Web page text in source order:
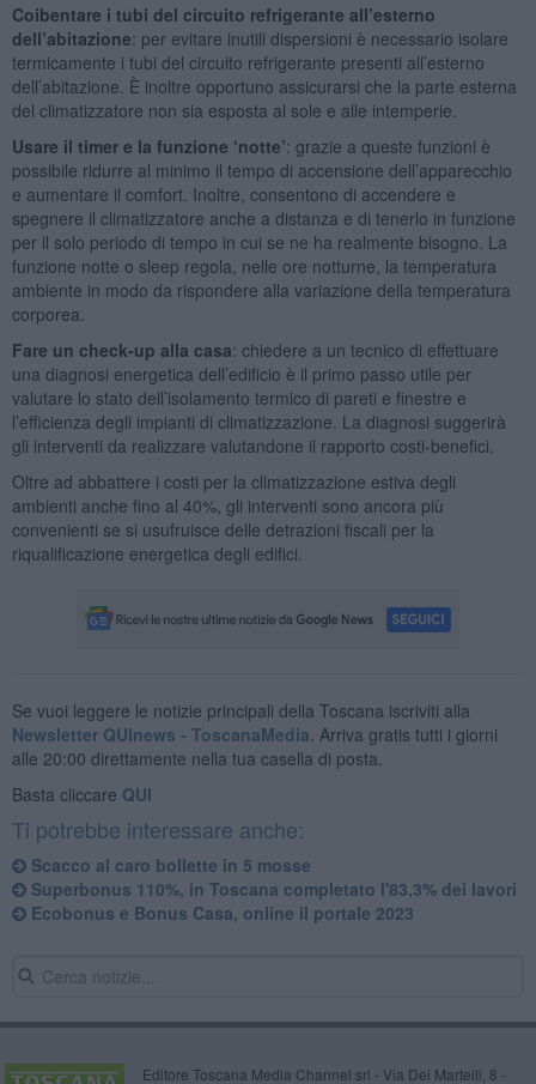
Coibentare i tubi del circuito refrigerante all’esterno
dell’abitazione: per evitare inutili dispersioni è necessario isolare
termicamente i tubi del circuito refrigerante presenti all’esterno
dell’abitazione. È inoltre opportuno assicurarsi che la parte esterna
del climatizzatore non sia esposta al sole e alle intemperie.
Usare il timer e la funzione ‘notte’: grazie a queste funzioni è
possibile ridurre al minimo il tempo di accensione dell’apparecchio
e aumentare il comfort. Inoltre, consentono di accendere e
spegnere il climatizzatore anche a distanza e di tenerlo in funzione
per il solo periodo di tempo in cui se ne ha realmente bisogno. La
funzione notte o sleep regola, nelle ore notturne, la temperatura
ambiente in modo da rispondere alla variazione della temperatura
corporea.
Fare un check-up alla casa: chiedere a un tecnico di effettuare
una diagnosi energetica dell’edificio è il primo passo utile per
valutare lo stato dell’isolamento termico di pareti e finestre e
l’efficienza degli impianti di climatizzazione. La diagnosi suggerirà
gli interventi da realizzare valutandone il rapporto costi-benefici.
Oltre ad abbattere i costi per la climatizzazione estiva degli
ambienti anche fino al 40%, gli interventi sono ancora più
convenienti se si usufruisce delle detrazioni fiscali per la
riqualificazione energetica degli edifici.
Se vuoi leggere le notizie principali della Toscana iscriviti alla
Newsletter QUInews - ToscanaMedia. Arriva gratis tutti i giorni
alle 20:00 direttamente nella tua casella di posta.
Basta cliccare QUI
Ti potrebbe interessare anche:
Scacco al caro bollette in 5 mosse
Superbonus 110%, in Toscana completato l'83,3% dei lavori
Ecobonus e Bonus Casa, online il portale 2023
Editore Toscana Media Channel srl - Via Dei Martelli, 8 -